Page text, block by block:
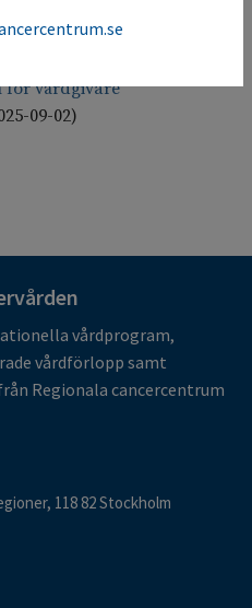
att rätt behandling kan
för vårdgivare
09-02)
vårdprogram,
vårdförlopp samt
Regionala cancercentrum
118 82 Stockholm